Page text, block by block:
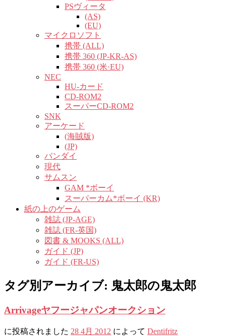
PSヴィータ
(AS)
(EU)
マイクロソフト
携帯 (ALL)
携帯 360 (JP-KR-AS)
携帯 360 (米·EU)
NEC
HU-カード
CD-ROM2
スーパーCD-ROM2
SNK
アーケード
(海賊版)
(JP)
バンダイ
現代
サムスン
GAM *ボーイ
スーパーカム*ボーイ (KR)
紙の上のゲーム
雑誌 (JP-AGE)
雑誌 (FR-英国)
図書 & MOOKS (ALL)
ガイド (JP)
ガイド (FR-US)
タグ別アーカイブ: 鬼太郎の鬼太郎
Arrivageヤフージャパンオークション
に投稿されました 28 4月 2012 によって Dentifritz